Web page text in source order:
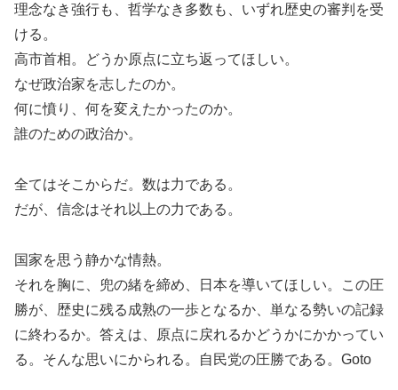
理念なき強行も、哲学なき多数も、いずれ歴史の審判を受
ける。
高市首相。どうか原点に立ち返ってほしい。
なぜ政治家を志したのか。
何に憤り、何を変えたかったのか。
誰のための政治か。
全てはそこからだ。数は力である。
だが、信念はそれ以上の力である。
国家を思う静かな情熱。
それを胸に、兜の緒を締め、日本を導いてほしい。この圧
勝が、歴史に残る成熟の一歩となるか、単なる勢いの記録
に終わるか。答えは、原点に戻れるかどうかにかかってい
る。そんな思いにかられる。自民党の圧勝である。Goto